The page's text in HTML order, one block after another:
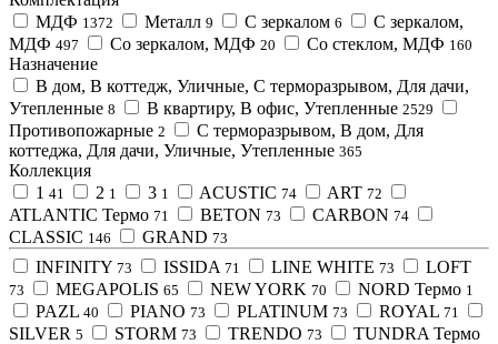
МДФ 1372 Металл 9 С зеркалом 6
С зеркалом,
МДФ 497 Со зеркалом, МДФ 20 Со стеклом, МДФ 160
Назначение
В дом, В коттедж, Уличные, С терморазрывом, Для дачи,
Утепленные 8 В квартиру, В офис, Утепленные 2529
Противопожарные 2
С терморазрывом, В дом, Для
коттеджа, Для дачи, Уличные, Утепленные 365
Коллекция
1 41 2 1 3 1 ACUSTIC 74 ART 72
ATLANTIC Термо 71 BETON 73 CARBON 74
CLASSIC 146 GRAND 73
INFINITY 73 ISSIDA 71 LINE WHITE 73 LOFT
73 MEGAPOLIS 65 NEW YORK 70 NORD Термо 1
PAZL 40 PIANO 73 PLATINUM 73 ROYAL 71
SILVER 5 STORM 73 TRENDO 73 TUNDRA Термо